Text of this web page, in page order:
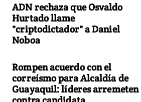
ADN rechaza que Osvaldo
Hurtado llame
"criptodictador" a Daniel
Noboa
Rompen acuerdo con el
correísmo para Alcaldía de
Guayaquil: líderes arremeten